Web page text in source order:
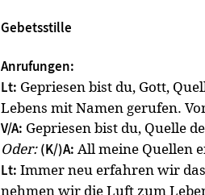
Gebetsstille
Anrufungen:
Lt: Gepriesen bist du, Gott,
Lebens mit Namen gerufen.
V/A: Gepriesen bist du, Quelle
Oder: (K/)A: All meine Quellen
Lt: Immer neu erfahren wir
nehmen wir die Luft zum